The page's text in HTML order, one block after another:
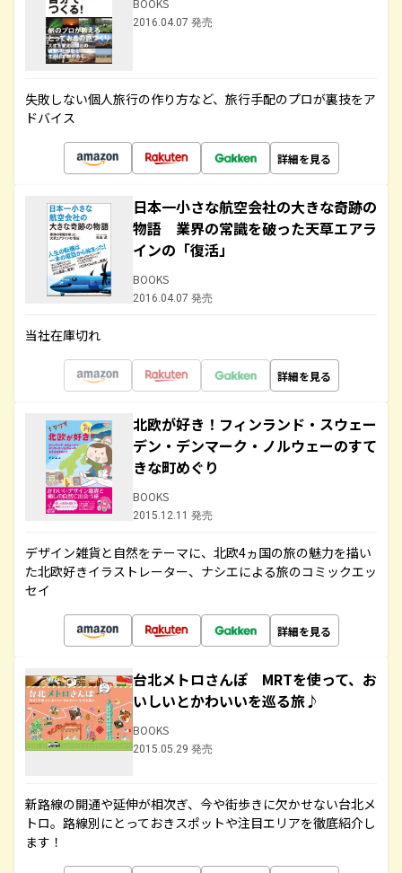
BOOKS
2016.04.07 発売
失敗しない個人旅行の作り方など、旅行手配のプロが裏技をア
ドバイス
詳細を見る
日本一小さな航空会社の大きな奇跡の
物語 業界の常識を破った天草エアラ
インの「復活」
BOOKS
2016.04.07 発売
当社在庫切れ
詳細を見る
北欧が好き！フィンランド・スウェー
デン・デンマーク・ノルウェーのすて
きな町めぐり
BOOKS
2015.12.11 発売
デザイン雑貨と自然をテーマに、北欧4ヵ国の旅の魅力を描い
た北欧好きイラストレーター、ナシエによる旅のコミックエッ
セイ
詳細を見る
台北メトロさんぽ MRTを使って、お
いしいとかわいいを巡る旅♪
BOOKS
2015.05.29 発売
新路線の開通や延伸が相次ぎ、今や街歩きに欠かせない台北メ
トロ。路線別にとっておきスポットや注目エリアを徹底紹介し
ます！